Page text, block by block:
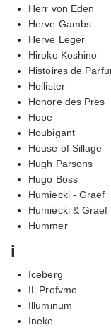
Herr von Eden
Herve Gambs
Herve Leger
Hiroko Koshino
Histoires de
Hollister
Honore des Pres
Hope
Houbigant
House of Sillage
Hugh Parsons
Hugo Boss
Humiecki - Graef
Humiecki & Graef
Hummer
i
Iceberg
IL Profvmo
Illuminum
Ineke